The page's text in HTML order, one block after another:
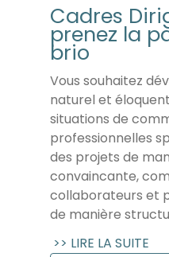
Cadres
prenez la
brio
Vous souhaitez
naturel et
situations de
professionnelles
des projets de
convaincante,
collaborateurs et
de manière
>> LIRE LA SUITE